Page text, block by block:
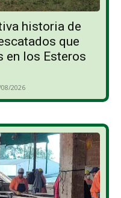
historia de
que
en los Esteros
2026